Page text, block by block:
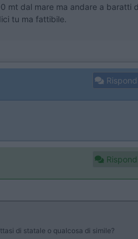
mt dal mare ma andare a baratti
tu ma fattibile.
Rispondi
Rispondi
di statale o qualcosa di simile?